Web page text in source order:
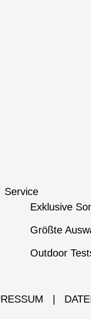
Service
Exklusive
Größte
Outdoor